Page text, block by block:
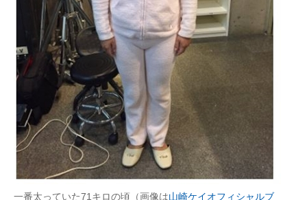
一番太っていた71キロの頃（画像は山崎ケイオフィシャルブ